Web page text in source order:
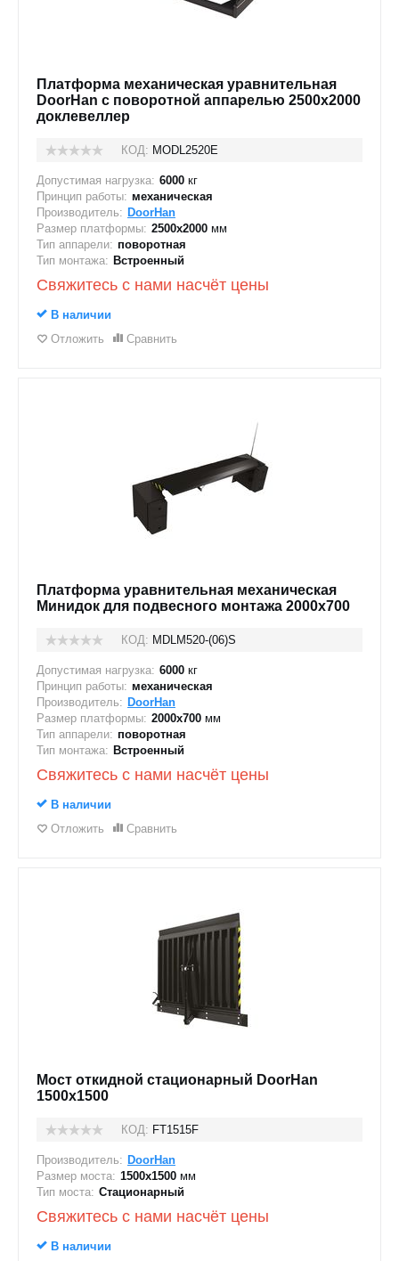
Платформа механическая уравнительная
DoorHan с поворотной аппарелью 2500x2000
доклевеллер
КОД: MODL2520E
Допустимая нагрузка: 6000 кг
Принцип работы: механическая
Производитель: DoorHan
Размер платформы: 2500х2000 мм
Тип аппарели: поворотная
Тип монтажа: Встроенный
Свяжитесь с нами насчёт цены
В наличии
Отложить
Сравнить
Платформа уравнительная механическая
Минидок для подвесного монтажа 2000х700
КОД: MDLM520-(06)S
Допустимая нагрузка: 6000 кг
Принцип работы: механическая
Производитель: DoorHan
Размер платформы: 2000x700 мм
Тип аппарели: поворотная
Тип монтажа: Встроенный
Свяжитесь с нами насчёт цены
В наличии
Отложить
Сравнить
Мост откидной стационарный DoorHan
1500x1500
КОД: FT1515F
Производитель: DoorHan
Размер моста: 1500х1500 мм
Тип моста: Стационарный
Свяжитесь с нами насчёт цены
В наличии